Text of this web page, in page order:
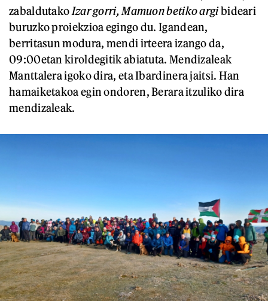
zabaldutako Izar gorri, Mamuon betiko argibideari
buruzko proiekzioa egingo du. Igandean,
berritasun modura, mendi irteera izango da,
09:00etan kiroldegitik abiatuta. Mendizaleak
Manttalera igoko dira, eta Ibardinera jaitsi. Han
hamaiketakoa egin ondoren, Berara itzuliko dira
mendizaleak.